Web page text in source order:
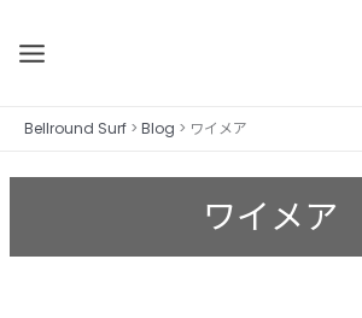
ッ
Bellround Surf > Blog > ワイメア
ワイメア